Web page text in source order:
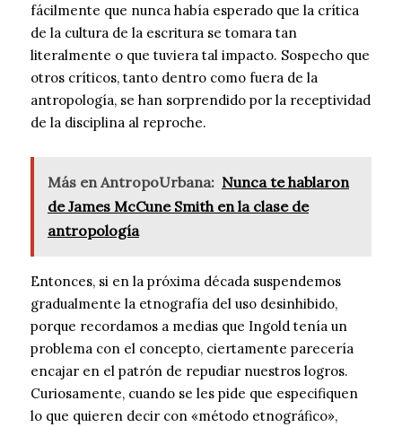
fácilmente que nunca había esperado que la crítica
de la cultura de la escritura se tomara tan
literalmente o que tuviera tal impacto. Sospecho que
otros críticos, tanto dentro como fuera de la
antropología, se han sorprendido por la receptividad
de la disciplina al reproche.
Más en AntropoUrbana: Nunca te hablaron
de James McCune Smith en la clase de
antropología
Entonces, si en la próxima década suspendemos
gradualmente la etnografía del uso desinhibido,
porque recordamos a medias que Ingold tenía un
problema con el concepto, ciertamente parecería
encajar en el patrón de repudiar nuestros logros.
Curiosamente, cuando se les pide que especifiquen
lo que quieren decir con «método etnográfico»,